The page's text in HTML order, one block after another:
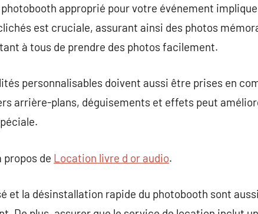
approprié pour votre événement
est cruciale, assurant ainsi des photos
à tous de prendre des photos facilement.
personnalisables doivent aussi être prises en
arrière-plans, déguisements et effets peut
propos de Location livre d or audio.
et la désinstallation rapide du photobooth sont